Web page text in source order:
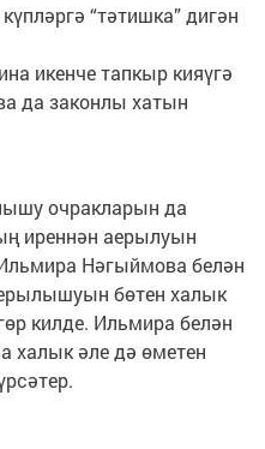
“тәтишка” дигән
икенче тапкыр кияүгә
да законлы хатын
очракларын да
иреннән аерылуын
Нәгыймова белән
бөтен халык
килде. Ильмира белән
халык әле дә өметен